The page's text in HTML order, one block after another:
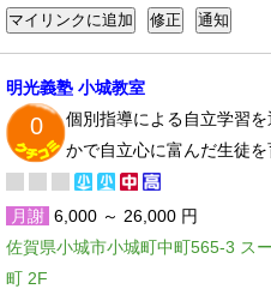
明光義塾 小城教室
0
個別指導による自立学習
かで自立心に富んだ生徒を
月謝 6,000 ～ 26,000 円
佐賀県小城市小城町中町565-3 ス
町 2F